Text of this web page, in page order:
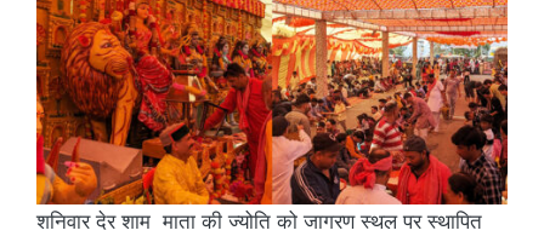
शनिवार देर शाम माता की ज्योति को जागरण स्थल पर स्थापित